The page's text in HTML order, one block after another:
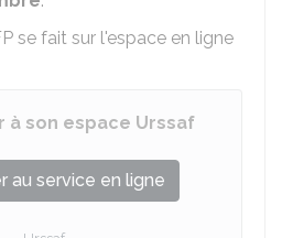
se fait sur l'espace en ligne
à son espace Urssaf
au service en ligne